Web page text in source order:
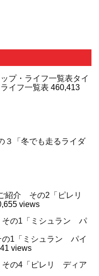
タイ
イフ一覧表 460,413
「冬でも走るライダ
紹介 その2「ピレリ
views
1「ミシュラン パイ
views